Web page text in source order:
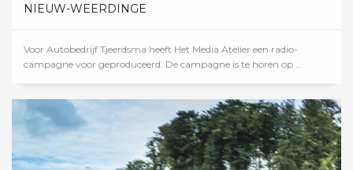
NIEUW-WEERDINGE
Voor Autobedrijf Tjeerdsma heeft Het Media Atelier een radio-
campagne voor geproduceerd. De campagne is te horen op ...